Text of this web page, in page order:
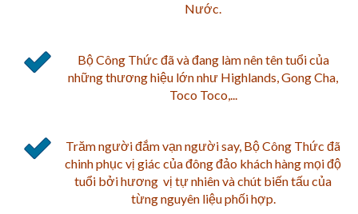
Nước.
Bộ Công Thức đã và đang làm nên tên tuổi của
những thương hiệu lớn như Highlands, Gong Cha,
Toco Toco,...
Trăm người đắm vạn người say, Bộ Công Thức đã
chinh phục vị giác của đông đảo khách hàng mọi độ
tuổi bởi hương vị tự nhiên và chút biến tấu của
từng nguyên liệu phối hợp.